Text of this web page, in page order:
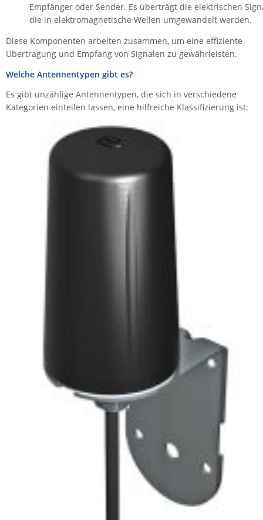
ZPE Systems
News zu unseren Herstellern
Empfänger oder Sender. Es überträgt die elektrischen
die in elektromagnetische Wellen umgewandelt werden.
Diese Komponenten arbeiten zusammen, um eine effiziente
Übertragung und Empfang von Signalen zu gewährleisten.
Welche Antennentypen gibt es?
Es gibt unzählige Antennentypen, die sich in verschiedene
Kategorien einteilen lassen, eine hilfreiche Klassifizierung ist: